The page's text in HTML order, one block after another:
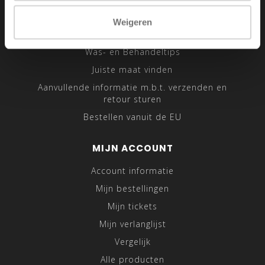
Weigeren
Sitemap
Was- en Behandeltips
Juiste maat vinden
Aanvullende informatie m.b.t. verzenden en
retour sturen
Bestellen vanuit de EU
MIJN ACCOUNT
Account informatie
Mijn bestellingen
Mijn tickets
Mijn verlanglijst
Vergelijk
Alle producten